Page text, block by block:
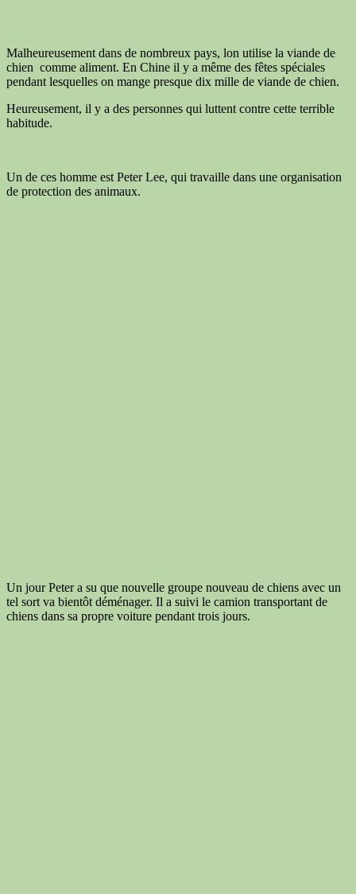
Malheureusement dans de nombreux pays, lon utilise la viande de
chien comme aliment. En Chine il y a même des fêtes spéciales
pendant lesquelles on mange presque dix mille de viande de chien.
Heureusement, il y a des personnes qui luttent contre cette terrible
habitude.
Un de ces homme est Peter Lee, qui travaille dans une organisation
de protection des animaux.
Un jour Peter a su que nouvelle groupe nouveau de chiens avec un
tel sort va bientôt déménager. Il a suivi le camion transportant de
chiens dans sa propre voiture pendant trois jours.